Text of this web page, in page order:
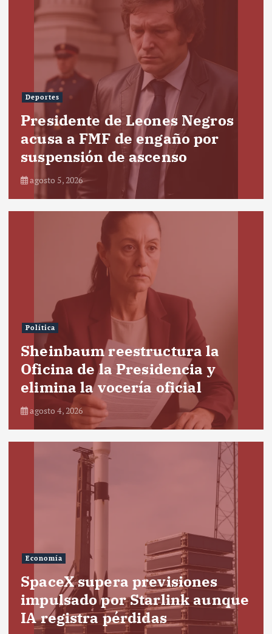
Deportes
Presidente de Leones Negros
acusa a FMF de engaño por
suspensión de ascenso
agosto 5, 2026
Política
Sheinbaum reestructura la
Oficina de la Presidencia y
elimina la vocería oficial
agosto 4, 2026
Economía
SpaceX supera previsiones
impulsado por Starlink aunque
IA registra pérdidas